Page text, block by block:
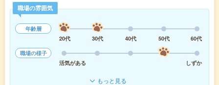
職場の雰囲気
年齢層
20代
30代 40代 50代
60代
職場の様子
活気がある
しずか
もっと見る